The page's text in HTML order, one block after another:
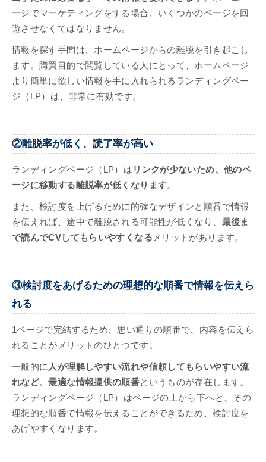
ージでマーケティングをする場合、いくつかのページを回
遊させなくてはなりません。
情報を探す手間は、ホームページからの離脱を引き起こし
ます。購買目的で閲覧している人にとって、ホームページ
より簡単に欲しい情報を手に入れられるランディングペー
ジ（LP）は、非常に有効です。
②離脱率が低く、読了率が高い
ランディングページ（LP）は リンクが少ないため、他のペ
ージに移動する離脱率が低くなります。
また、検討度を上げるために的確なデザインと順番で情報
を伝えれば、途中で離脱される可能性が低くなり、 最後ま
で読んでCVしてもらいやすくなるメリットがあります。
③検討度をあげるための理想的な順番で情報を伝えら
れる
1ページで完結するため、思い通りの順番で、内容を伝えら
れることがメリットのひとつです。
一般的に 人が理解しやすい流れや信頼してもらいやすい流
れなど、最適な情報提供の順番というものが存在します。
ランディングページ（LP）はページの上から下へと、その
理想的な順番で情報を伝えることができるため、検討度を
あげやすくなります。